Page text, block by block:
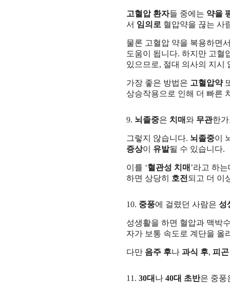
고혈압 환자들 중에는 약을
서 임의로 혈압약을 끊는 사
물론 고혈압 약을 복용하면
도움이 됩니다. 하지만 고
있으므로, 절대 의사의 지시
가장 좋은 방법은 고혈압약
상승작용으로 인해 더 빠른
9. 뇌졸중은치매 와 무관한
그렇지 않습니다. 뇌졸중이
증상이 유발될 수 있습니다.
이를 ‘혈관성 치매 ’라고 하
하면 상당히 호전 되고 더 이
10. 중풍에 걸렸던 사람은 성
성생활을 하면 혈압과 맥박
자가 보통 속도로 계단을 올
다만 음주 후나과식 후,피
11.30대 나40대 초반은 중풍